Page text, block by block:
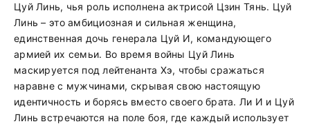
Цуй Линь, чья роль исполнена актрисой Цзин Тянь. Цуй
Линь – это амбициозная и сильная женщина,
единственная дочь генерала Цуй И, командующего
армией их семьи. Во время войны Цуй Линь
маскируется под лейтенанта Хэ, чтобы сражаться
наравне с мужчинами, скрывая свою настоящую
идентичность и борясь вместо своего брата. Ли И и Цуй
Линь встречаются на поле боя, где каждый использует